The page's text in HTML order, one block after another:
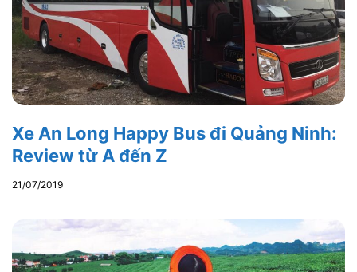
Xe An Long Happy Bus đi Quảng Ninh:
Review từ A đến Z
21/07/2019